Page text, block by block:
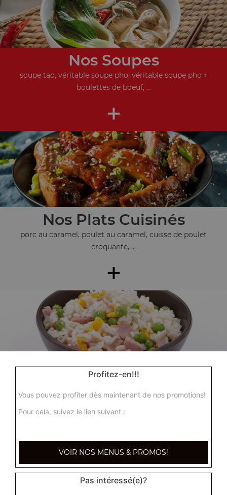
Nos Soupes
soupe tao, véritable soupe pho, véritable soupe pho +
boulettes de boeuf, ...
+
Nos Plats Cuisinés
porc au caramel, poulet au caramel, cuisse de poulet
croquante, ...
+
Nos Accompagnements
riz nature, riz cantonnais, riz sauté aux crevettes, ...
+
Profitez-en!!!
Vous pouvez profiter dès maintenant de nos promotions!
Pour cela, suivez le lien suivant :
VOIR NOS MENUS & PROMOS!
Pas intéressé(e)?